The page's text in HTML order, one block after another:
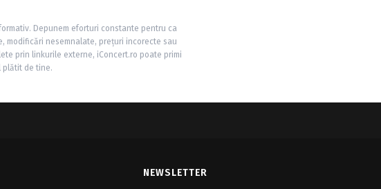
Depunem eforturi constante pentru ca
modificări nesemnalate, prețuri incorecte sau
prin linkurile externe, iConcert.ro poate primi
plătit de tine.
NEWSLETTER